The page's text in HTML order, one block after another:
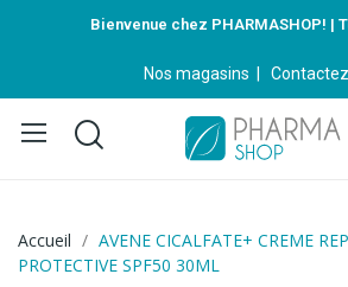
Bienvenue chez PHARMASHOP! |
Nos magasins
Accueil
AVENE CICALFATE+ CREME
PROTECTIVE SPF50 30ML